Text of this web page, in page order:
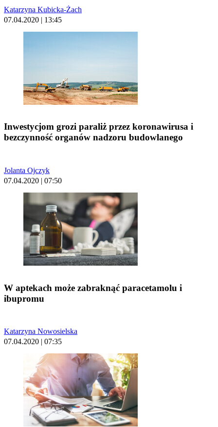
Katarzyna Kubicka-Żach
07.04.2020 | 13:45
Inwestycjom grozi paraliż przez koronawirusa i
bezczynność organów nadzoru budowlanego
Jolanta Ojczyk
07.04.2020 | 07:50
W aptekach może zabraknąć paracetamolu i
ibupromu
Katarzyna Nowosielska
07.04.2020 | 07:35